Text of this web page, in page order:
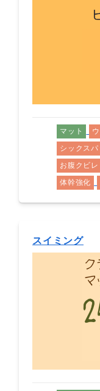
マット
シックスパ
お腹クビレ
体幹強化
スイミング